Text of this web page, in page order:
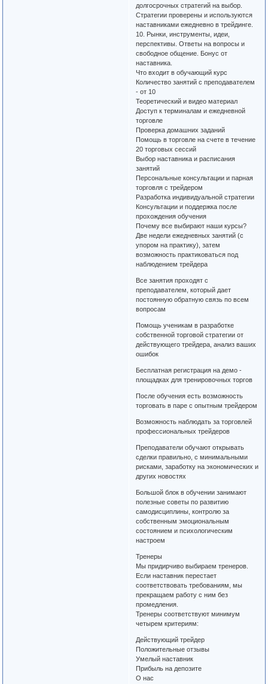
долгосрочных стратегий на выбор.
Стратегии проверены и используются
наставниками ежедневно в трейдинге.
10. Рынки, инструменты, идеи,
перспективы. Ответы на вопросы и
свободное общение. Бонус от
наставника.
Что входит в обучающий курс
Количество занятий с преподавателем
- от 10
Теоретический и видео материал
Доступ к терминалам и ежедневной
торговле
Проверка домашних заданий
Помощь в торговле на счете в течение
20 торговых сессий
Выбор наставника и расписания
занятий
Персональные консультации и парная
торговля с трейдером
Разработка индивидуальной стратегии
Консультации и поддержка после
прохождения обучения
Почему все выбирают наши курсы?
Две недели ежедневных занятий (с
упором на практику), затем
возможность практиковаться под
наблюдением трейдера
Все занятия проходят с
преподавателем, который дает
постоянную обратную связь по всем
вопросам
Помощь ученикам в разработке
собственной торговой стратегии от
действующего трейдера, анализ ваших
ошибок
Бесплатная регистрация на демо -
площадках для тренировочных торгов
После обучения есть возможность
торговать в паре с опытным трейдером
Возможность наблюдать за торговлей
профессиональных трейдеров
Преподаватели обучают открывать
сделки правильно, с минимальными
рисками, заработку на экономических и
других новостях
Большой блок в обучении занимают
полезные советы по развитию
самодисциплины, контролю за
собственным эмоциональным
состоянием и психологическим
настроем
Тренеры
Мы придирчиво выбираем тренеров.
Если наставник перестает
соответствовать требованиям, мы
прекращаем работу с ним без
промедления.
Тренеры соответствуют минимум
четырем критериям:
Действующий трейдер
Положительные отзывы
Умелый наставник
Прибыль на депозите
О нас